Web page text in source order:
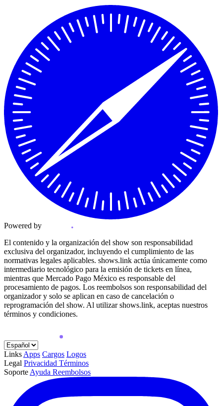
Powered by
El contenido y la organización del show son responsabilidad
exclusiva del organizador, incluyendo el cumplimiento de las
normativas legales aplicables. shows.link actúa únicamente como
intermediario tecnológico para la emisión de tickets en línea,
mientras que Mercado Pago México es responsable del
procesamiento de pagos. Los reembolsos son responsabilidad del
organizador y solo se aplican en caso de cancelación o
reprogramación del show. Al utilizar shows.link, aceptas nuestros
términos y condiciones.
Links Apps Cargos Logos
Legal Privacidad Términos
Soporte Ayuda Reembolsos